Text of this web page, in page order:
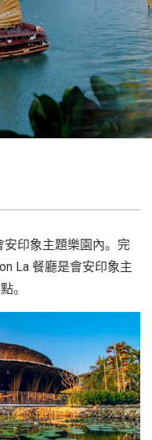
安印象主題樂園內。完
La 餐廳是會安印象主
。